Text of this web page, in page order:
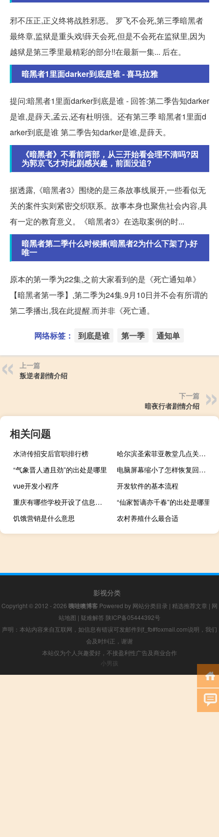
邪不压正,正义终将战胜邪恶。 罗飞不会死,第三季暗黑者
最终章,监狱是重头戏!薛天会死,但是不会死在监狱里,因为
越狱是第三季里最精彩的部分!!在最新一集... 后在。
暗黑者1里面darker到底是谁 - 喜马拉雅
提问:暗黑者1里面darker到底是谁 - 回答:第二季告知darker
是谁,是薛天,孟云,还有杜明强。还有第三季 暗黑者1里面d
arker到底是谁 第二季告知darker是谁,是薛天。
《暗黑者》不看前两部，从三开始看会理不清吗?因
为郭京飞才对此剧感兴趣，前面没追?
据透露,《暗黑者3》围绕的是三条故事线展开,一些看似无
关的案件实则紧密交织联系。故事本身也聚焦社会内容,具
有一定的教育意义。《暗黑者3》在选取案例的时...
暗黑者第二季什么时候播(暗黑者2为什么下架了)-好
唯一
原本的第一季为22集,之前大家看到的是《死亡通知单》
【暗黑者第一季】,第二季为24集.9月10日并不会有所谓的
第二季播出,我在此提醒.而并非《死亡通。
网络标签： 到底是谁 第一季 通知单
上一篇
叛逆者剧情介绍
下一篇
暗夜行者剧情介绍
相关问题
水浒传招安后官职排行榜
哈尔滨圣索菲亚教堂几点关灯 哈尔滨圣索菲亚教堂
“气象晋人遒且劲”的出处是哪里
电脑屏幕缩小了怎样恢复回来（电脑屏幕缩小了怎样恢复）
vue开发小程序
开发软件的基本流程
重庆有哪些学校开设了信息工程专业
“仙家暂谪亦千春”的出处是哪里
饥饿营销是什么意思
农村养殖什么最合适
影视分类
Copyright © 2012 - 2026 咦哇噢博客 Powered by 网站分类目录 | 精选推荐文章 | 网
站地图 | 疑难解答 陕ICP备05444392号
声明：本站内容来自互联网，如信息有错误可发邮件到f_fb#foxmail.com说明，我们
会及时纠正，谢谢
本站仅为个人兴趣爱好，不接盈利性广告及商业合作
小男孩